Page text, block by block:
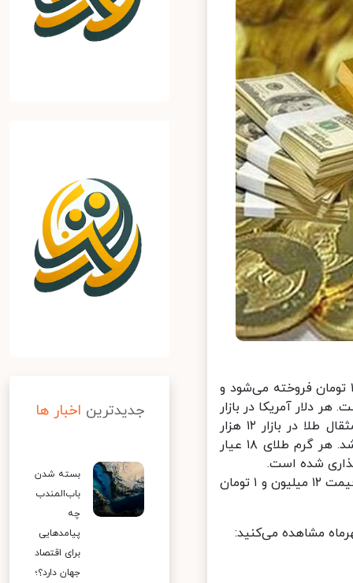
آمریکا در صرافی‌ها با افزایش قیمت، امروز به قیمت ۲۷ هزار و ۱۳۷ تومان فروخته می‌شود و
تومان گزارش شده است. هر دلار آمریکا در بازار
آزاد نیز با رشد ۱۲۶ تومانی، ۲۷ هزار و ۸۰۸ تومان قیمت خورده است.هر مثقال طلا در بازار ۱۲ هزار
تومان افزایش قیمت داشت و به نرخ ۴میلیون و ۹۸۰ هزار تومان فروخته شد. هر گرم طلای ۱۸ عیار
در بازار فلزات گرانبها، هر سکه امامی با افزایش قیمت ۳۳ هزار تومانی، به قیمت ۱۲ میلیون و ۱ تومان
جدیدترین اخبار ها
بسته شدن
باب‌المندب
چه
پیامدهایی
برای اقتصاد
جهان دارد؟؛